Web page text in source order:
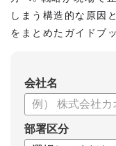
しまう構造的な原因
をまとめたガイドブ
本資料では、自律的
と、タレントマネジ
届けします 。
【資料の内容】
会社名
部署区分